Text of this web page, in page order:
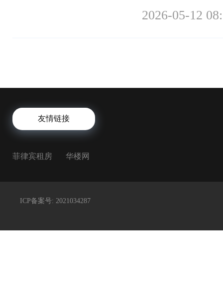
2026-05-12
友情链接
菲律宾租房 华楼网
ICP备案号: 2021034287